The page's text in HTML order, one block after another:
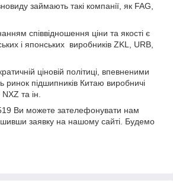
займають такі компанії, як FAG,
співвідношення ціни та якості є
і японських виробників ZKL, URB,
ціновій політиці, впевненими
ринок підшипників Китаю виробничі
та ін.
Ви можете зателефонувати нам
заявку на нашому сайті. Будемо